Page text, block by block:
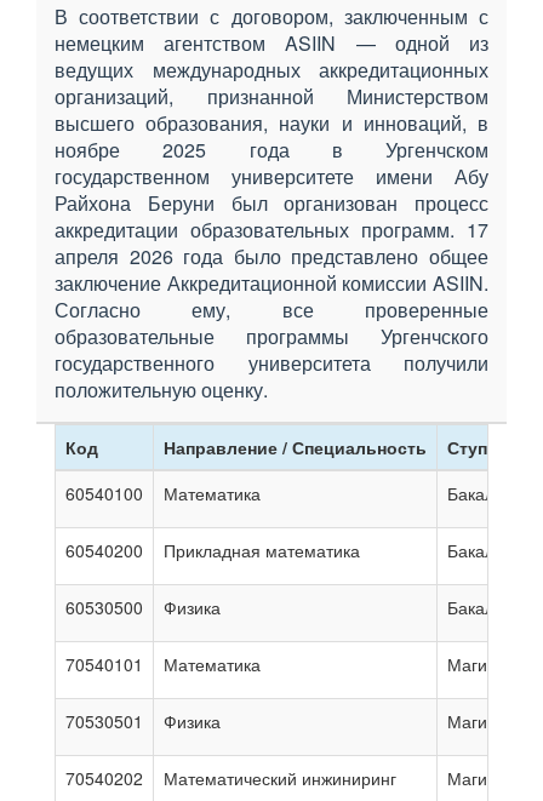
В соответствии с договором, заключенным с
немецким агентством ASIIN — одной из
ведущих международных аккредитационных
организаций, признанной Министерством
высшего образования, науки и инноваций, в
ноябре 2025 года в Ургенчском
государственном университете имени Абу
Райхона Беруни был организован процесс
аккредитации образовательных программ. 17
апреля 2026 года было представлено общее
заключение Аккредитационной комиссии ASIIN.
Согласно ему, все проверенные
образовательные программы Ургенчского
государственного университета получили
положительную оценку.
Код Направление / Специальность
Ступень
60540100
Математика
60540200 Прикладная математика
60530500 Физика
70540101 Математика
70530501 Физика
70540202 Математический инжиниринг